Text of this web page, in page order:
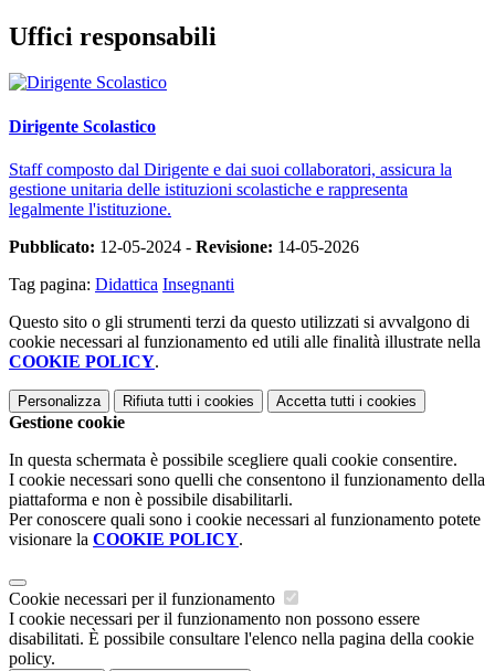
Uffici responsabili
Dirigente Scolastico
Staff composto dal Dirigente e dai suoi collaboratori, assicura la
gestione unitaria delle istituzioni scolastiche e rappresenta
legalmente l'istituzione.
Pubblicato: 12-05-2024 - Revisione: 14-05-2026
Tag pagina: Didattica Insegnanti
Questo sito o gli strumenti terzi da questo utilizzati si avvalgono di
cookie necessari al funzionamento ed utili alle finalità illustrate nella
COOKIE POLICY.
Personalizza Rifiuta tutti i cookies Accetta tutti i cookies
Gestione cookie
In questa schermata è possibile scegliere quali cookie consentire.
I cookie necessari sono quelli che consentono il funzionamento della
piattaforma e non è possibile disabilitarli.
Per conoscere quali sono i cookie necessari al funzionamento potete
visionare la COOKIE POLICY.
Cookie necessari per il funzionamento
I cookie necessari per il funzionamento non possono essere
disabilitati. È possibile consultare l'elenco nella pagina della cookie
policy.